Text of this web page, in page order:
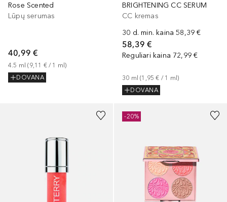
Rose Scented
Lūpų serumas
40,99 €
4.5 ml (9,11 € / 1 ml)
DOVANA
BRIGHTENING CC SERUM
CC kremas
30 d. min. kaina 58,39 €
58,39 €
Reguliari kaina 72,99 €
30 ml (1,95 € / 1 ml)
DOVANA
-20%